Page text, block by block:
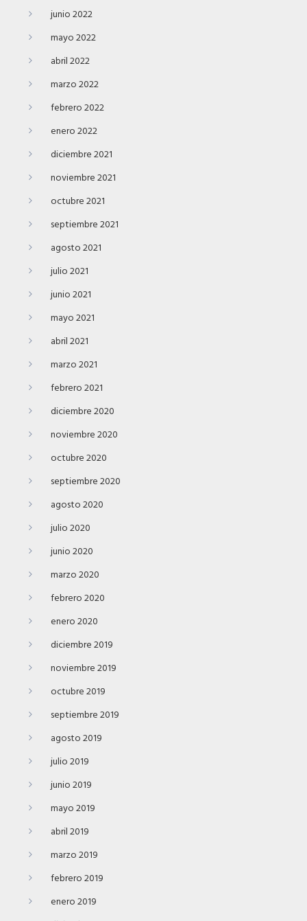
junio 2022
mayo 2022
abril 2022
marzo 2022
febrero 2022
enero 2022
diciembre 2021
noviembre 2021
octubre 2021
septiembre 2021
agosto 2021
julio 2021
junio 2021
mayo 2021
abril 2021
marzo 2021
febrero 2021
diciembre 2020
noviembre 2020
octubre 2020
septiembre 2020
agosto 2020
julio 2020
junio 2020
marzo 2020
febrero 2020
enero 2020
diciembre 2019
noviembre 2019
octubre 2019
septiembre 2019
agosto 2019
julio 2019
junio 2019
mayo 2019
abril 2019
marzo 2019
febrero 2019
enero 2019